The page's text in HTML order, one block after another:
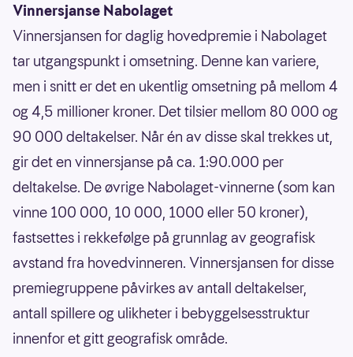
Vinnersjanse Nabolaget
Vinnersjansen for daglig hovedpremie i Nabolaget
tar utgangspunkt i omsetning. Denne kan variere,
men i snitt er det en ukentlig omsetning på mellom 4
og 4,5 millioner kroner. Det tilsier mellom 80 000 og
90 000 deltakelser. Når én av disse skal trekkes ut,
gir det en vinnersjanse på ca. 1:90.000 per
deltakelse. De øvrige Nabolaget-vinnerne (som kan
vinne 100 000, 10 000, 1000 eller 50 kroner),
fastsettes i rekkefølge på grunnlag av geografisk
avstand fra hovedvinneren. Vinnersjansen for disse
premiegruppene påvirkes av antall deltakelser,
antall spillere og ulikheter i bebyggelsesstruktur
innenfor et gitt geografisk område.